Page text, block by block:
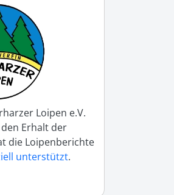
Loipen e.V.
Erhalt der
die Loipenberichte
unterstützt.